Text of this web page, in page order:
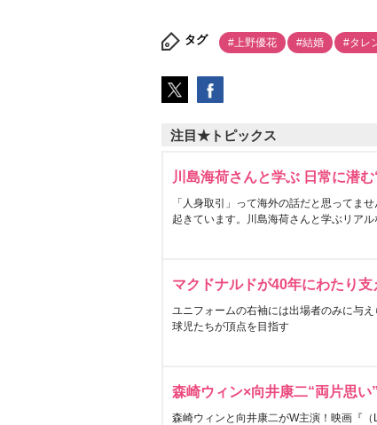
タグ #上野優花 #結婚 #タレ
注目★トピックス
川島海荷さんと学ぶ 日常に潜
「人身取引」って海外の話だと思ってま
起きています。川島海荷さんと学ぶリアル
マクドナルドが40年にわたり支
ユニフォームの右袖には出場者のみに与
球児たちが頂点を目指す
森崎ウィン×向井康二“両片思い
森崎ウィンと向井康二がW主演！映画『